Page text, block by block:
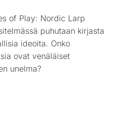
of Play: Nordic Larp
puhutaan kirjasta
ideoita. Onko
ovat venäläiset
unelma?